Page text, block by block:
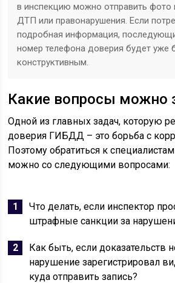
в инспекцию можно отправить фото
ДТП или правонарушения. Если
подробная информация,
номер телефона доверия будет уже
конструктивным.
Какие вопросы можно
Одной из главных задач, которую
доверия ГИБДД – это борьба с
Поэтому обратиться к
можно со следующими вопросами:
Что делать, если инспектор
штрафные санкции за
Как быть, если доказательств
нарушение зарегистрировал
куда отправить запись?